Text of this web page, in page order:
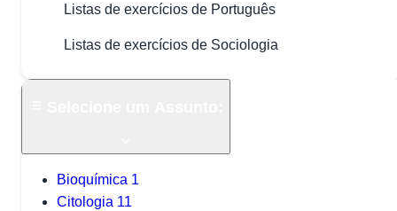
Listas de exercícios de Português
Listas de exercícios de Sociologia
Bioquímica 1
Citologia 11